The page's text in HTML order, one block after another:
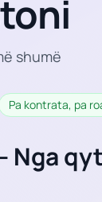
shumë
Pa kontrata, pa
Nga